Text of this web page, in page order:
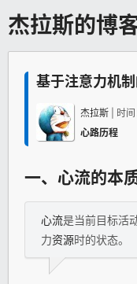
杰拉斯的博
基于注意力机
杰拉斯 | 时间
心路历程
一、 心流的本
心流是当前目标活
力资源时的状态。